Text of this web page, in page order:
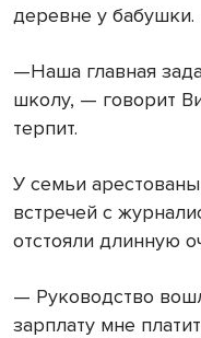
деревне у бабушки.
—Наша главная
школу, — говорит
терпит.
У семьи
встречей с
отстояли длинную
— Руководство
зарплату мне